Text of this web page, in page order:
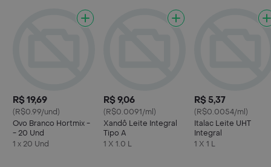
R$ 19,69
(R$0.99/und)
Ovo Branco Hortmix -
- 20 Und
1 x 20 Und
R$ 9,06
(R$0.0091/ml)
Xandô Leite Integral
Tipo A
1 X 1.0 L
R$ 5,37
(R$0.0054/ml)
Italac Leite UHT
Integral
1 X 1 L